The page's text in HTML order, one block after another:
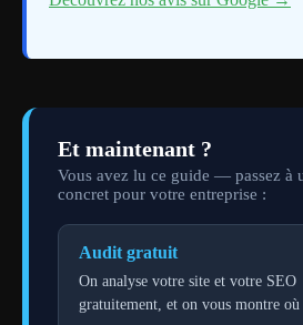
Et maintenant ?
Vous avez lu ce guide — passez à
concret pour votre entreprise :
Audit gratuit
On analyse votre site et votre SEO
gratuitement, et on vous montre où